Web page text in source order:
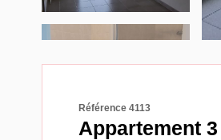
Référence 4113
Appartement